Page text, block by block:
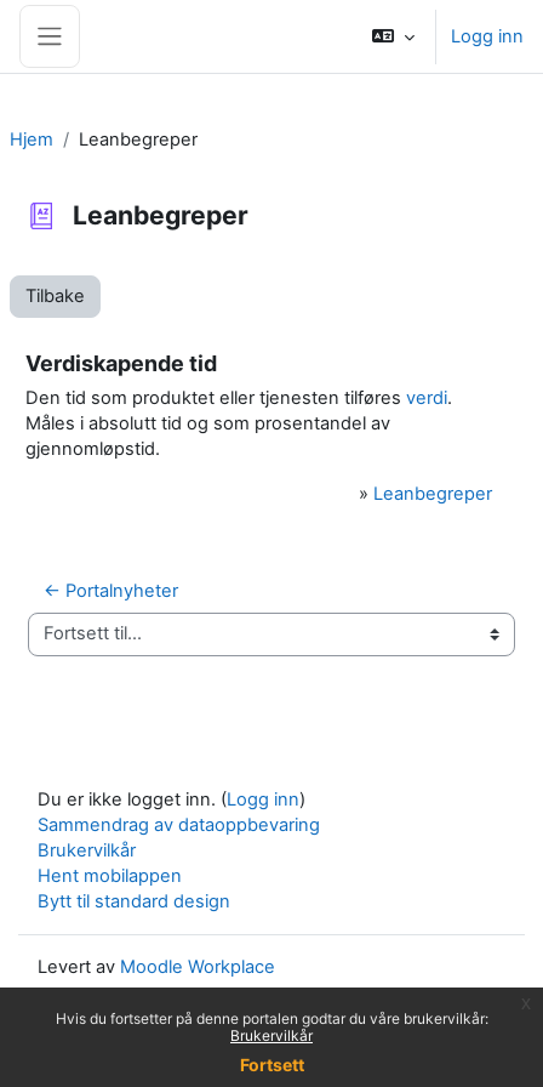
Gå til hovedinnhold
Hvis du fortsetter på denne portalen godtar du våre brukervilkår:
Brukervilkår
Fortsett
Sidepanel
Logg inn
Hjem Leanbegreper
Leanbegreper
Tilbake
Verdiskapende tid
Den tid som produktet eller tjenesten tilføres verdi.
Måles i absolutt tid og som prosentandel av
gjennomløpstid.
» Leanbegreper
← Portalnyheter
Fortsett til...
Du er ikke logget inn. (Logg inn)
Sammendrag av dataoppbevaring
Brukervilkår
Hent mobilappen
Bytt til standard design
Levert av Moodle Workplace